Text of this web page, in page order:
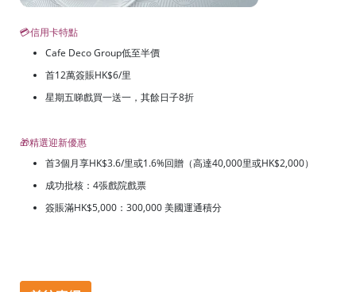
💳信用卡特點
Cafe Deco Group低至半價
首12萬簽賬HK$6/里
星期五睇戲買一送一，其餘日子8折
🎁精選迎新優惠
首3個月享HK$3.6/里或1.6%回贈（高達40,000里或HK$2,000）
成功批核：4張戲院戲票
簽賬滿HK$5,000：300,000 美國運通積分